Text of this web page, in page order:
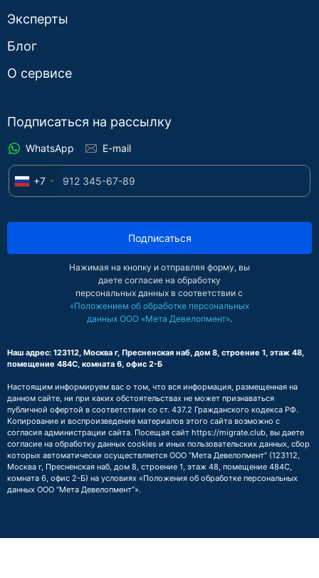
Эксперты
Блог
О сервисе
Подписаться на рассылку
WhatsApp E-mail
+7
Подписаться
Нажимая на кнопку и отправляя форму, вы
даете согласие на обработку
персональных данных в соответствии с
«Положением об обработке персональных
данных ООО «Мета Девелопмент».
Наш адрес: 123112, Москва г, Пресненская наб, дом 8, строение 1, этаж 48,
помещение 484С, комната 6, офис 2-Б
Настоящим информируем вас о том, что вся информация, размещенная на
данном сайте, ни при каких обстоятельствах не может признаваться
публичной офертой в соответствии со ст. 437.2 Гражданского кодекса РФ.
Копирование и воспроизведение материалов этого сайта возможно с
согласия администрации сайта. Посещая сайт https://migrate.club, вы даете
согласие на обработку данных cookies и иных пользовательских данных, сбор
которых автоматически осуществляется ООО “Мета Девелопмент” (123112,
Москва г, Пресненская наб, дом 8, строение 1, этаж 48, помещение 484С,
комната 6, офис 2-Б) на условиях «Положения об обработке персональных
данных ООО “Мета Девелопмент”».